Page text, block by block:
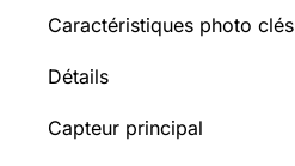
Caractéristiques photo clés
Détails
Capteur principal